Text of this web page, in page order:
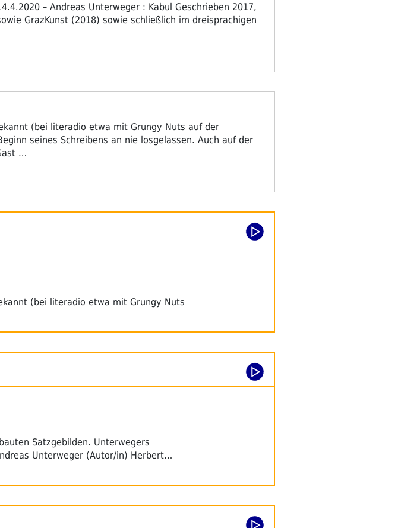
– Andreas Unterweger : Kabul Geschrieben 2017,
GrazKunst (2018) sowie schließlich im dreisprachigen
(bei literadio etwa mit Grungy Nuts auf der
seines Schreibens an nie losgelassen. Auch auf der
…
(bei literadio etwa mit Grungy Nuts
Satzgebilden. Unterwegers
Unterweger (Autor/in) Herbert…